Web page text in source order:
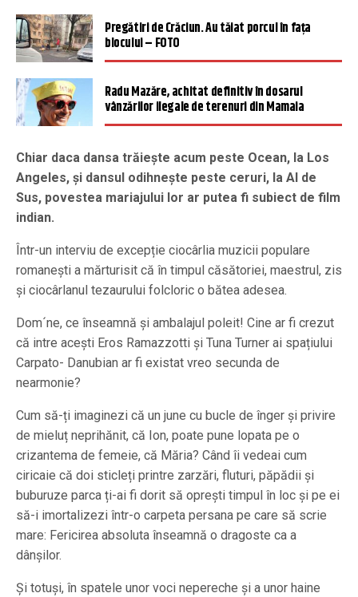
Pregătiri de Crăciun. Au tăiat porcul în fața
blocului – FOTO
Radu Mazăre, achitat definitiv în dosarul
vânzărilor ilegale de terenuri din Mamaia
Chiar daca dansa trăiește acum peste Ocean, la Los
Angeles, și dansul odihnește peste ceruri, la Al de
Sus, povestea mariajului lor ar putea fi subiect de film
indian.
Într-un interviu de excepție ciocârlia muzicii populare
romanești a mărturisit că în timpul căsătoriei, maestrul, zis
și ciocârlanul tezaurului folcloric o bătea adesea.
Dom´ne, ce înseamnă și ambalajul poleit! Cine ar fi crezut
că intre acești Eros Ramazzotti și Tuna Turner ai spațiului
Carpato- Danubian ar fi existat vreo secunda de
nearmonie?
Cum să-ți imaginezi că un june cu bucle de înger și privire
de mieluț neprihănit, că Ion, poate pune lopata pe o
crizantema de femeie, că Măria? Când îi vedeai cum
ciricaie că doi sticleți printre zarzări, fluturi, păpădii și
buburuze parca ți-ai fi dorit să oprești timpul în loc și pe ei
să-i imortalizezi într-o carpeta persana pe care să scrie
mare: Fericirea absoluta înseamnă o dragoste ca a
dânșilor.
Și totuși, în spatele unor voci nepereche și a unor haine